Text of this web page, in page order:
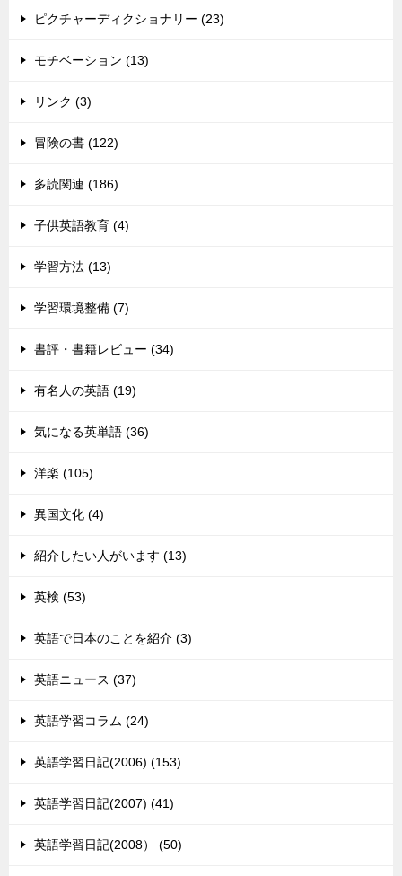
ピクチャーディクショナリー (23)
モチベーション (13)
リンク (3)
冒険の書 (122)
多読関連 (186)
子供英語教育 (4)
学習方法 (13)
学習環境整備 (7)
書評・書籍レビュー (34)
有名人の英語 (19)
気になる英単語 (36)
洋楽 (105)
異国文化 (4)
紹介したい人がいます (13)
英検 (53)
英語で日本のことを紹介 (3)
英語ニュース (37)
英語学習コラム (24)
英語学習日記(2006) (153)
英語学習日記(2007) (41)
英語学習日記(2008） (50)